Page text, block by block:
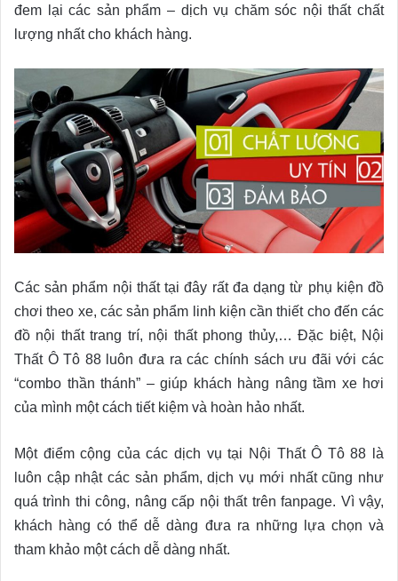
đem lại các sản phẩm – dịch vụ chăm sóc nội thất chất
lượng nhất cho khách hàng.
Các sản phẩm nội thất tại đây rất đa dạng từ phụ kiện đồ
chơi theo xe, các sản phẩm linh kiện cần thiết cho đến các
đồ nội thất trang trí, nội thất phong thủy,… Đặc biệt, Nội
Thất Ô Tô 88 luôn đưa ra các chính sách ưu đãi với các
“combo thần thánh” – giúp khách hàng nâng tầm xe hơi
của mình một cách tiết kiệm và hoàn hảo nhất.
Một điểm cộng của các dịch vụ tại Nội Thất Ô Tô 88 là
luôn cập nhật các sản phẩm, dịch vụ mới nhất cũng như
quá trình thi công, nâng cấp nội thất trên fanpage. Vì vậy,
khách hàng có thể dễ dàng đưa ra những lựa chọn và
tham khảo một cách dễ dàng nhất.